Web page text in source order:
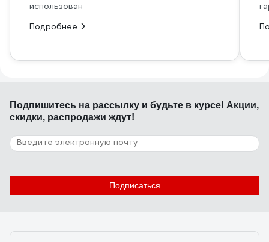
использован
Подробнее
Подпишитесь на рассылку и будьте в курсе! Акции,
скидки, распродажи ждут!
Подписаться